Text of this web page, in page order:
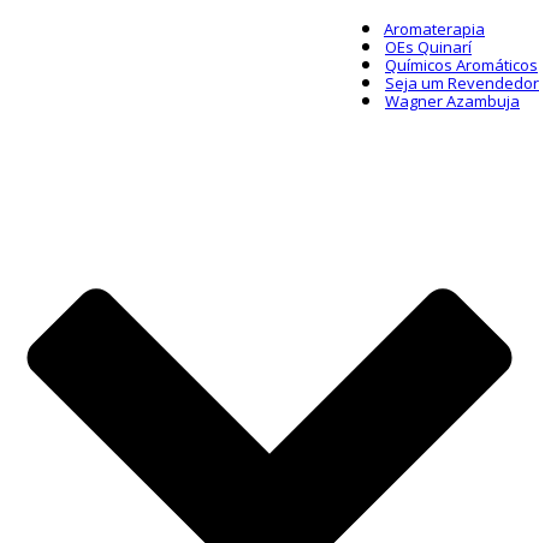
Aromaterapia
OEs Quinarí
Químicos Aromáticos
Seja um Revendedor
Wagner Azambuja